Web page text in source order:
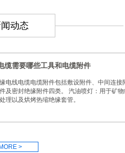
动态
缆需要哪些工具和电缆附件
线电缆电缆附件包括敷设附件、中间连接
及密封绝缘附件四类。 汽油喷灯：用于矿
理以及烘烤热缩绝缘套管。
MORE >